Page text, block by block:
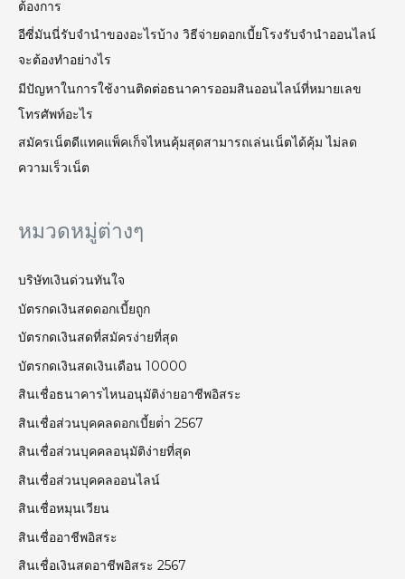
ต้องการ
อีซี่มันนี่รับจำนำของอะไรบ้าง วิธีจ่ายดอกเบี้ยโรงรับจํานําออนไลน์
จะต้องทำอย่างไร
มีปัญหาในการใช้งานติดต่อธนาคารออมสินออนไลน์ที่หมายเลข
โทรศัพท์อะไร
สมัคร​เน็ต​ดี​แทคแพ็คเก็จไหนคุ้มสุดสามารถเล่นเน็ตได้คุ้ม ไม่ลด
ความเร็วเน็ต
หมวดหมู่ต่างๆ
บริษัทเงินด่วนทันใจ
บัตรกดเงินสดดอกเบี้ยถูก
บัตรกดเงินสดที่สมัครง่ายที่สุด
บัตรกดเงินสดเงินเดือน 10000
สินเชื่อธนาคารไหนอนุมัติง่ายอาชีพอิสระ
สินเชื่อส่วนบุคคลดอกเบี้ยต่ํา 2567
สินเชื่อส่วนบุคคลอนุมัติง่ายที่สุด
สินเชื่อส่วนบุคคลออนไลน์
สินเชื่อหมุนเวียน
สินเชื่ออาชีพอิสระ
สินเชื่อเงินสดอาชีพอิสระ 2567